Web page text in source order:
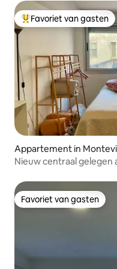
Topfavoriet van gasten
Favoriet van gasten
Appartement in
Nieuw centraal
Favoriet van gasten
Favoriet van gasten